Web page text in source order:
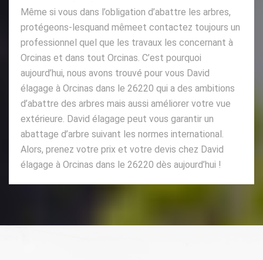
Même si vous dans l’obligation d’abattre les arbres,
protégeons-lesquand mêmeet contactez toujours un
professionnel quel que les travaux les concernant à
Orcinas et dans tout Orcinas. C’est pourquoi
aujourd’hui, nous avons trouvé pour vous David
élagage à Orcinas dans le 26220 qui a des ambitions
d’abattre des arbres mais aussi améliorer votre vue
extérieure. David élagage peut vous garantir un
abattage d’arbre suivant les normes international.
Alors, prenez votre prix et votre devis chez David
élagage à Orcinas dans le 26220 dès aujourd’hui !